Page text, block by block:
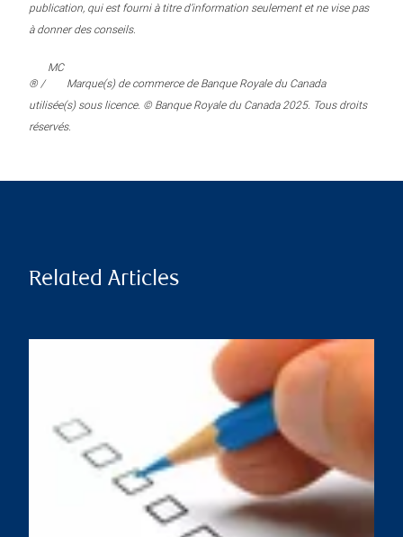
publication, qui est fourni à titre d’information seulement et ne vise pas
à donner des conseils.
® /
MC
Marque(s) de commerce de Banque Royale du Canada
utilisée(s) sous licence. © Banque Royale du Canada 2025. Tous droits
réservés.
Related Articles